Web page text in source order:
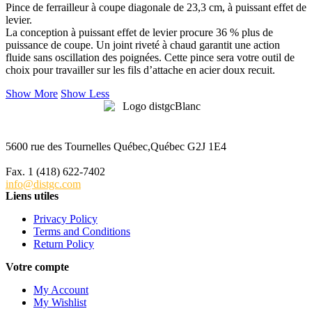
Pince de ferrailleur à coupe diagonale de 23,3 cm, à puissant effet de
levier.
La conception à puissant effet de levier procure 36 % plus de
puissance de coupe. Un joint riveté à chaud garantit une action
fluide sans oscillation des poignées. Cette pince sera votre outil de
choix pour travailler sur les fils d’attache en acier doux recuit.
Show More Show Less
5600 rue des Tournelles Québec,Québec G2J 1E4
Fax. 1 (418) 622-7402
info@distgc.com
Liens utiles
Privacy Policy
Terms and Conditions
Return Policy
Votre compte
My Account
My Wishlist